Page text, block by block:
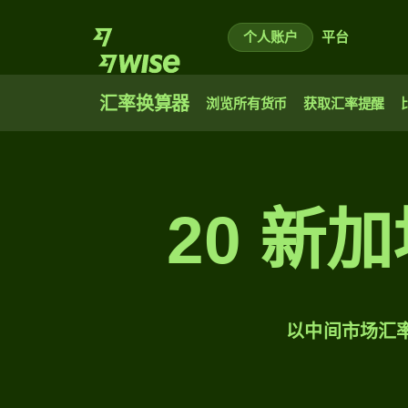
个人账户 平台
汇率换算器 浏览所有货币 获取汇率提醒
20 新
以中间市场汇